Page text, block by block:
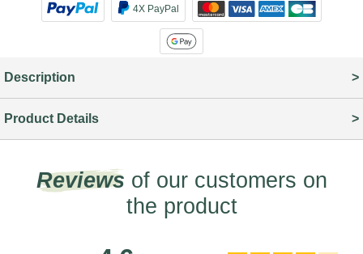
4X PayPal
Description
Product Details
Reviews of our customers on
the product